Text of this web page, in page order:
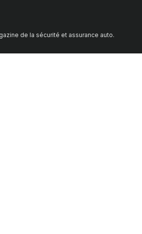
de la sécurité et assurance auto.